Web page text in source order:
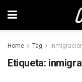
Home Tag
Etiqueta: